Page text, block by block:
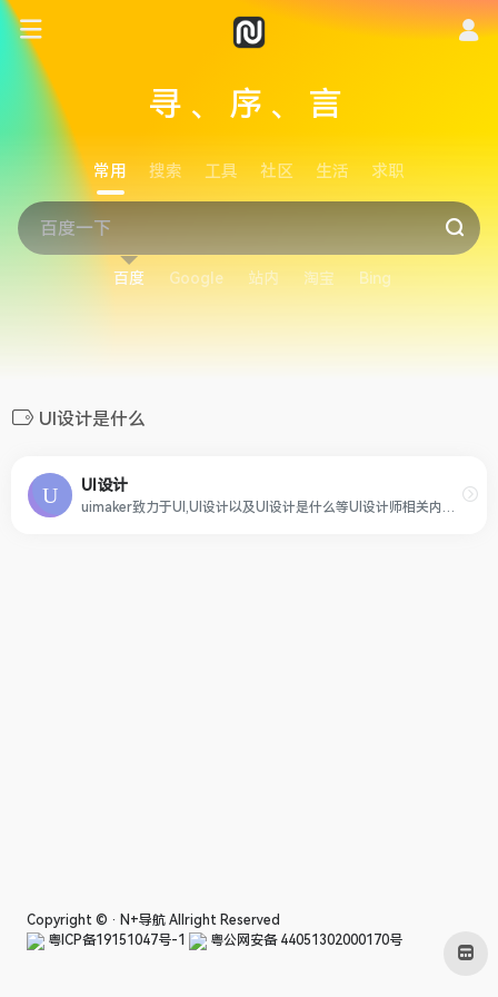
寻、序、言
常用 搜索 工具 社区 生活 求职
百度 Google 站内 淘宝 Bing
UI设计是什么
UI设计
Copyright © · N+导航 Allright Reserved
粤ICP备19151047号-1
粤公网安备 44051302000170号